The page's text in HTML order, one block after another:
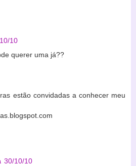
10
querer uma já??
estão convidadas a conhecer meu
30/10/10